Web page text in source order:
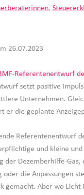
,
26.07.2023
Referentenentwurf
setzt positive
Unternehmen.
er die geplante
Referentenentwurf
und kleine
der Dezemberhilfe-
oder die Anpassungen
gemacht. Aber wo